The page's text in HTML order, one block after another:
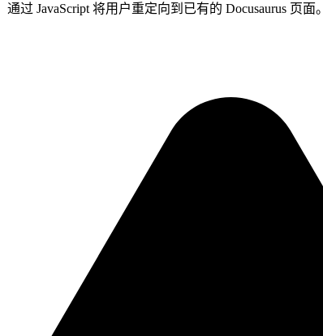
JavaScript 将用户重定向到已有的 Docusaurus 页面。